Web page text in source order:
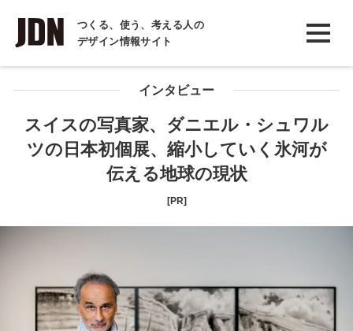
つくる、使う、考える人の
デザイン情報サイト
INTERVIEW
インタビュー
REPORT
COLUMN
インタビュー
スイスの写真家、ダニエル・シュワル
ツの日本初個展、縮小していく氷河が
伝える地球の現状
[PR]